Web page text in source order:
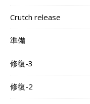
Crutch release
準備
修復-3
修復-2